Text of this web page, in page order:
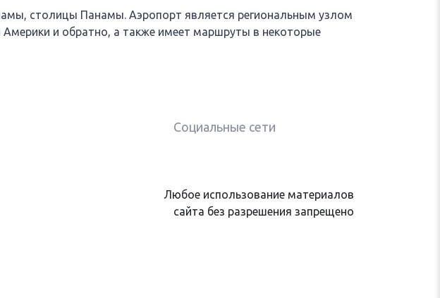
столицы Панамы. Аэропорт является региональным узлом
и обратно, а также имеет маршруты в некоторые
Социальные сети
Любое использование материалов
сайта без разрешения запрещено